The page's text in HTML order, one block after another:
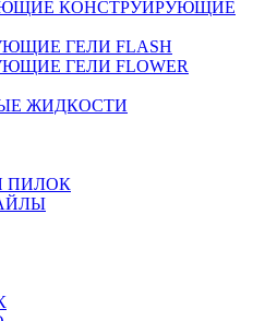
КОНСТРУИРУЮЩИЕ
ГЕЛИ FLASH
ГЕЛИ FLOWER
ЖИДКОСТИ
ПИЛОК